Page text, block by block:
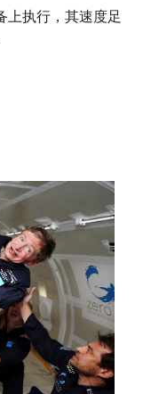
上执行，其速度足